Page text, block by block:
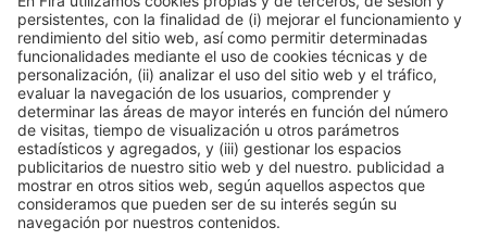
Información generalAviso legalPolítica de privacidad